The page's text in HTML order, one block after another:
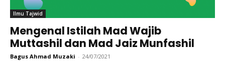
Ilmu Tajwid
Mengenal Istilah Mad Wajib
Muttashil dan Mad Jaiz Munfashil
Bagus Ahmad Muzaki - 24/07/2021